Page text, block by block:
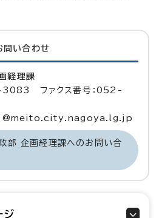
問い合わせ
経理課
ファクス番号：052-
部 企画経理課へのお問い合
ジ